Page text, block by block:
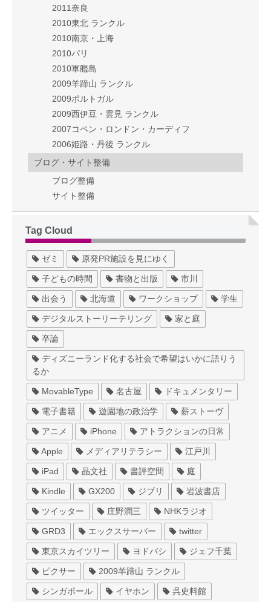
2011奈良
2010東北 ランクル
2010南京・上海
2010パリ
2010軍艦島
2009羊蹄山 ランクル
2009ポルトガル
2009西伊豆・雲見 ランクル
2007コペン・ロンドン・カーディフ
2006姫路・丹後 ランクル
ブログ・サイト整備
ブログ整備
サイト整備
Tag Cloud
ゼミ 原発PR施設を見にゆく
子どもの時間 書物と出版 市川
出会う 北海道 ワークショップ 学生
デジタルストーリーテリング 家と庭
卒論
ディズニーランド化する社会で希望はいかに語りう
るか
MovableType 名古屋 ドキュメンタリー
電子書籍 遊園地の政治学 薪ストーヴ
アニメ iPhone アトラクションの日常
Apple メディアリテラシー 江戸川
iPad 晶文社 書評空間 庭
Kindle GX200 ジブリ 岩波書店
ツイッター 庄野潤三 NHKラジオ
GRD3 エックスサーバー twitter
東京スカイツリー ヨドバシ ジェフ千葉
ピクサー 2009羊蹄山 ランクル
シンガポール イヤホン 呉史料館